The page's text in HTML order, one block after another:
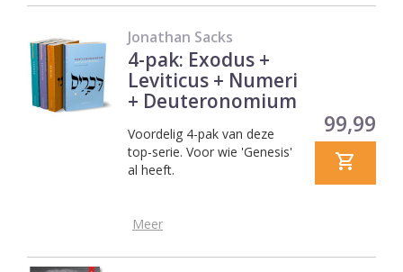
Jonathan Sacks
4-pak: Exodus +
Leviticus + Numeri
+ Deuteronomium
Voordelig 4-pak van deze
top-serie. Voor wie 'Genesis'
al heeft.
Meer
Prijs
99,99